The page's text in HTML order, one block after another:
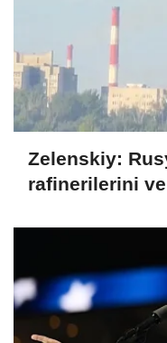
Zelenskiy:
rafinerilerini